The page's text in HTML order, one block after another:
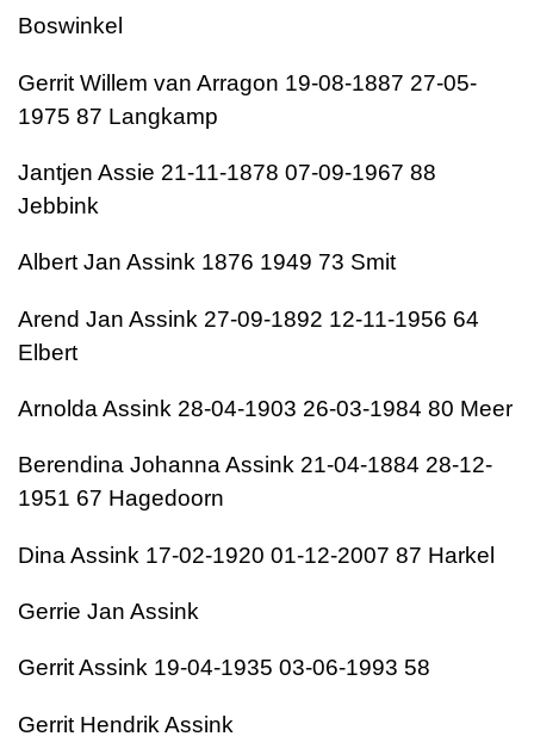
Boswinkel
Gerrit Willem van Arragon 19-08-1887 27-05-
1975 87 Langkamp
Jantjen Assie 21-11-1878 07-09-1967 88
Jebbink
Albert Jan Assink 1876 1949 73 Smit
Arend Jan Assink 27-09-1892 12-11-1956 64
Elbert
Arnolda Assink 28-04-1903 26-03-1984 80 Meer
Berendina Johanna Assink 21-04-1884 28-12-
1951 67 Hagedoorn
Dina Assink 17-02-1920 01-12-2007 87 Harkel
Gerrie Jan Assink
Gerrit Assink 19-04-1935 03-06-1993 58
Gerrit Hendrik Assink